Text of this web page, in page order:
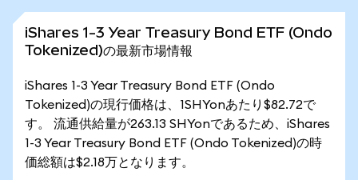
iShares 1-3 Year Treasury Bond ETF (Ondo
Tokenized)の最新市場情報
iShares 1-3 Year Treasury Bond ETF (Ondo
Tokenized)の現行価格は、1SHYonあたり$82.72で
す。 流通供給量が263.13 SHYonであるため、iShares
1-3 Year Treasury Bond ETF (Ondo Tokenized)の時
価総額は$2.18万となります。